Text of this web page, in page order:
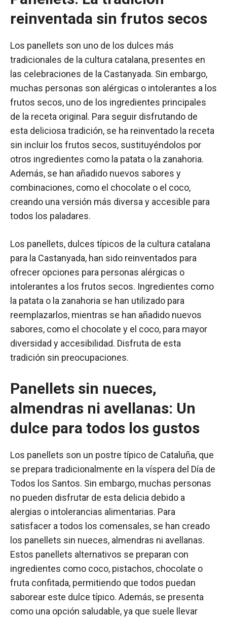
reinventada sin frutos secos
Los panellets son uno de los dulces más
tradicionales de la cultura catalana, presentes en
las celebraciones de la Castanyada. Sin embargo,
muchas personas son alérgicas o intolerantes a los
frutos secos, uno de los ingredientes principales
de la receta original. Para seguir disfrutando de
esta deliciosa tradición, se ha reinventado la receta
sin incluir los frutos secos, sustituyéndolos por
otros ingredientes como la patata o la zanahoria.
Además, se han añadido nuevos sabores y
combinaciones, como el chocolate o el coco,
creando una versión más diversa y accesible para
todos los paladares.
Los panellets, dulces típicos de la cultura catalana
para la Castanyada, han sido reinventados para
ofrecer opciones para personas alérgicas o
intolerantes a los frutos secos. Ingredientes como
la patata o la zanahoria se han utilizado para
reemplazarlos, mientras se han añadido nuevos
sabores, como el chocolate y el coco, para mayor
diversidad y accesibilidad. Disfruta de esta
tradición sin preocupaciones.
Panellets sin nueces,
almendras ni avellanas: Un
dulce para todos los gustos
Los panellets son un postre típico de Cataluña, que
se prepara tradicionalmente en la víspera del Día de
Todos los Santos. Sin embargo, muchas personas
no pueden disfrutar de esta delicia debido a
alergias o intolerancias alimentarias. Para
satisfacer a todos los comensales, se han creado
los panellets sin nueces, almendras ni avellanas.
Estos panellets alternativos se preparan con
ingredientes como coco, pistachos, chocolate o
fruta confitada, permitiendo que todos puedan
saborear este dulce típico. Además, se presenta
como una opción saludable, ya que suele llevar